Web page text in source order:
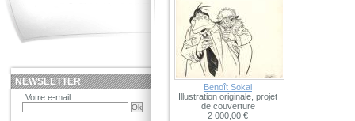
Benoît Sokal
Illustration originale, projet
de couverture
2 000,00 €
NEWSLETTER
Votre e-mail :